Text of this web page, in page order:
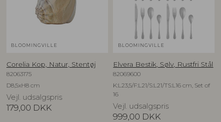
BLOOMINGVILLE
Corelia Kop, Natur, Stentøj
82063175
D8,5xH8 cm
Vejl. udsalgspris
179,00 DKK
BLOOMINGVILLE
Elvera Bestik, Sølv, Rustfri Stål
82069600
K:L23,5/F:L21/S:L21/TS:L16 cm, Set of
16
Vejl. udsalgspris
999,00 DKK